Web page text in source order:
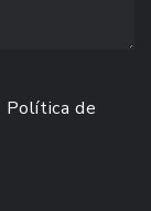
Política de